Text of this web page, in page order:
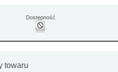
Dostępność
towaru